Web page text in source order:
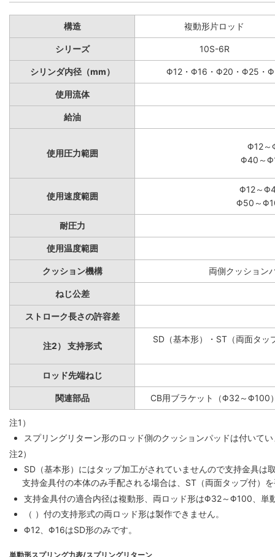
構造 複動形片ロッド
シリーズ 10S-6R
シリンダ内径（mm） Φ12・Φ16・Φ20・Φ25・
使用流体
給油
使用圧力範囲
Φ12～
Φ40～
使用速度範囲
Φ12～
Φ50～
耐圧力
使用温度範囲
クッション機構 両側クッション
ねじ公差
ストローク長さの許容差
注2） 支持形式
SD（基本形）・ST（両面タッ
ロッド先端ねじ
関連部品 CB用ブラケット（Φ32～Φ100
注1）
スプリングリターン形のロッド側のクッションパッドは付い
注2）
SD（基本形）にはタップ加工がされていませんので支持金具は
支持金具付の本体のみ手配される場合は、ST（両面タップ付）
支持金具付の適合内径は複動形、両ロッド形はΦ32～Φ100、
（ ）付の支持形式の両ロッド形は製作できません。
Φ12、Φ16はSD形のみです。
単動形スプリング力表/スプリングリターン